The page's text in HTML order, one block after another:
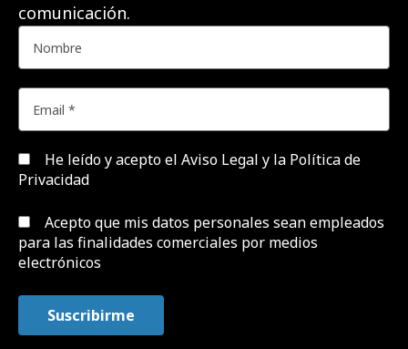
comunicación.
He leído y acepto el Aviso Legal y la Política de
Privacidad
Acepto que mis datos personales sean empleados
para las finalidades comerciales por medios
electrónicos